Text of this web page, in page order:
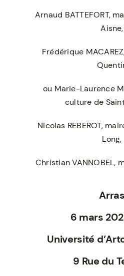
Arnaud BATTEFORT,
Aisne,
Frédérique
ou Marie-Laurence
culture de
Nicolas REBEROT,
Long,
Christian VANNOBEL,
Arras
6 mars
Université
9 Rue du